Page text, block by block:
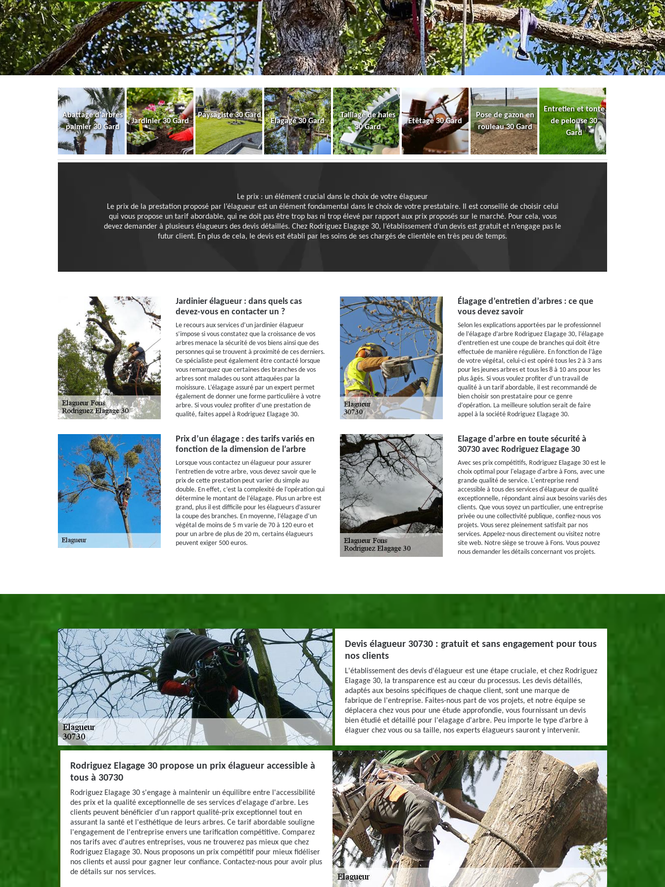
Abattage d'arbres
palmier 30 Gard
Jardinier 30 Gard
Paysagiste 30 Gard
Elagage 30 Gard
Taillage de haies
30 Gard
Etêtage 30 Gard
Pose de gazon en
rouleau 30 Gard
Entretien et tonte
de pelouse 30
Gard
Le prix : un élément crucial dans le choix de votre élagueur
Le prix de la prestation proposé par l’élagueur est un élément fondamental dans le choix de votre prestataire. Il est conseillé de choisir celui
qui vous propose un tarif abordable, qui ne doit pas être trop bas ni trop élevé par rapport aux prix proposés sur le marché. Pour cela, vous
devez demander à plusieurs élagueurs des devis détaillés. Chez Rodriguez Elagage 30, l’établissement d’un devis est gratuit et n’engage pas le
futur client. En plus de cela, le devis est établi par les soins de ses chargés de clientèle en très peu de temps.
Jardinier élagueur : dans quels cas
devez-vous en contacter un ?
Le recours aux services d’un jardinier élagueur
s’impose si vous constatez que la croissance de vos
arbres menace la sécurité de vos biens ainsi que des
personnes qui se trouvent à proximité de ces derniers.
Ce spécialiste peut également être contacté lorsque
vous remarquez que certaines des branches de vos
arbres sont malades ou sont attaquées par la
moisissure. L’élagage assuré par un expert permet
également de donner une forme particulière à votre
arbre. Si vous voulez profiter d’une prestation de
qualité, faites appel à Rodriguez Elagage 30.
Élagage d’entretien d’arbres : ce que
vous devez savoir
Selon les explications apportées par le professionnel
de l’élagage d’arbre Rodriguez Elagage 30, l’élagage
d’entretien est une coupe de branches qui doit être
effectuée de manière régulière. En fonction de l’âge
de votre végétal, celui-ci est opéré tous les 2 à 3 ans
pour les jeunes arbres et tous les 8 à 10 ans pour les
plus âgés. Si vous voulez profiter d’un travail de
qualité à un tarif abordable, il est recommandé de
bien choisir son prestataire pour ce genre
d’opération. La meilleure solution serait de faire
appel à la société Rodriguez Elagage 30.
Prix d’un élagage : des tarifs variés en
fonction de la dimension de l’arbre
Lorsque vous contactez un élagueur pour assurer
l’entretien de votre arbre, vous devez savoir que le
prix de cette prestation peut varier du simple au
double. En effet, c’est la complexité de l’opération qui
détermine le montant de l’élagage. Plus un arbre est
grand, plus il est difficile pour les élagueurs d’assurer
la coupe des branches. En moyenne, l’élagage d’un
végétal de moins de 5 m varie de 70 à 120 euro et
pour un arbre de plus de 20 m, certains élagueurs
peuvent exiger 500 euros.
Elagage d'arbre en toute sécurité à
30730 avec Rodriguez Elagage 30
Avec ses prix compétitifs, Rodriguez Elagage 30 est le
choix optimal pour l'elagage d'arbre à Fons, avec une
grande qualité de service. L'entreprise rend
accessible à tous des services d'élagueur de qualité
exceptionnelle, répondant ainsi aux besoins variés des
clients. Que vous soyez un particulier, une entreprise
privée ou une collectivité publique, confiez-nous vos
projets. Vous serez pleinement satisfait par nos
services. Appelez-nous directement ou visitez notre
site web. Notre siège se trouve à Fons. Vous pouvez
nous demander les détails concernant vos projets.
Devis élagueur 30730 : gratuit et sans engagement pour tous
nos clients
L'établissement des devis d'élagueur est une étape cruciale, et chez Rodriguez
Elagage 30, la transparence est au cœur du processus. Les devis détaillés,
adaptés aux besoins spécifiques de chaque client, sont une marque de
fabrique de l'entreprise. Faites-nous part de vos projets, et notre équipe se
déplacera chez vous pour une étude approfondie, vous fournissant un devis
bien étudié et détaillé pour l'elagage d'arbre. Peu importe le type d’arbre à
élaguer chez vous ou sa taille, nos experts élagueurs sauront y intervenir.
Rodriguez Elagage 30 propose un prix élagueur accessible à
tous à 30730
Rodriguez Elagage 30 s'engage à maintenir un équilibre entre l'accessibilité
des prix et la qualité exceptionnelle de ses services d'elagage d'arbre. Les
clients peuvent bénéficier d'un rapport qualité-prix exceptionnel tout en
assurant la santé et l'esthétique de leurs arbres. Ce tarif abordable souligne
l'engagement de l'entreprise envers une tarification compétitive. Comparez
nos tarifs avec d'autres entreprises, vous ne trouverez pas mieux que chez
Rodriguez Elagage 30. Nous proposons un prix compétitif pour mieux fidéliser
nos clients et aussi pour gagner leur confiance. Contactez-nous pour avoir plus
de détails sur nos services.